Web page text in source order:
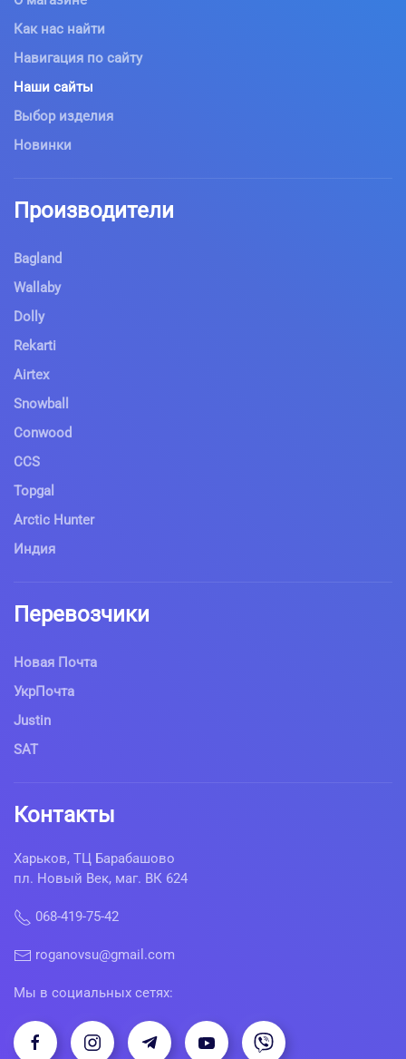
Как нас найти
Навигация по сайту
Наши сайты
Выбор изделия
Новинки
Производители
Bagland
Wallaby
Dolly
Rekarti
Airtex
Snowball
Conwood
CCS
Topgal
Arctic Hunter
Индия
Перевозчики
Новая Почта
УкрПочта
Justin
SAT
Контакты
Харьков, ТЦ Барабашово
пл. Новый Век, маг. ВК 624
068-419-75-42
roganovsu@gmail.com
Мы в социальных сетях: